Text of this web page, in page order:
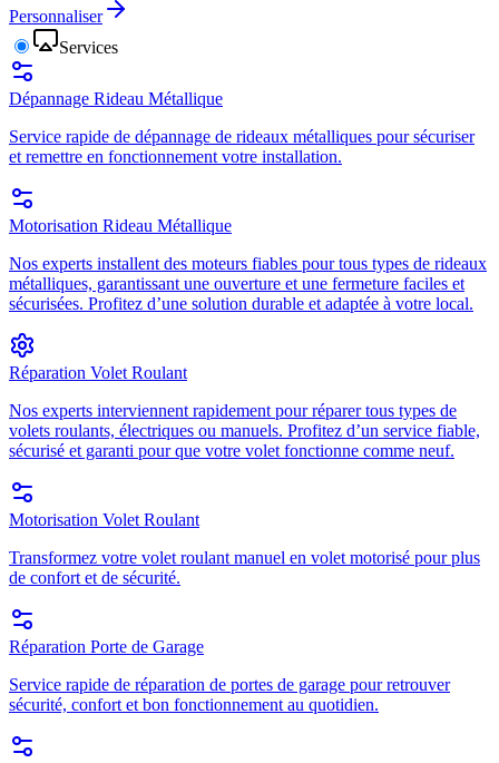
Personnaliser
Services
Dépannage Rideau Métallique
Service rapide de dépannage de rideaux métalliques pour sécuriser
et remettre en fonctionnement votre installation.
Motorisation Rideau Métallique
Nos experts installent des moteurs fiables pour tous types de rideaux
métalliques, garantissant une ouverture et une fermeture faciles et
sécurisées. Profitez d’une solution durable et adaptée à votre local.
Réparation Volet Roulant
Nos experts interviennent rapidement pour réparer tous types de
volets roulants, électriques ou manuels. Profitez d’un service fiable,
sécurisé et garanti pour que votre volet fonctionne comme neuf.
Motorisation Volet Roulant
Transformez votre volet roulant manuel en volet motorisé pour plus
de confort et de sécurité.
Réparation Porte de Garage
Service rapide de réparation de portes de garage pour retrouver
sécurité, confort et bon fonctionnement au quotidien.